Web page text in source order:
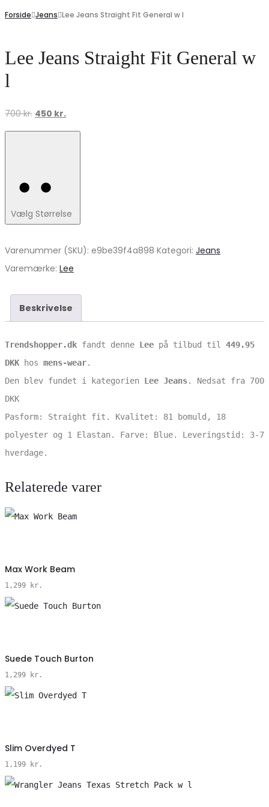
Forside Jeans Lee Jeans Straight Fit General w l
Lee Jeans Straight Fit General w
l
700kr. Den
oprindelige
700 kr..
450 kr.Den
aktuelle
Vælg Størrelse
Varenummer (SKU): e9be39f4a898 Kategori: Jeans
Varemærke: Lee
Beskrivelse
Trendshopper.dk fandt denne Lee på tilbud til 449.95
DKK hos mens-wear.
Den blev fundet i kategorien Lee Jeans. Nedsat fra 700
DKK
Pasform: Straight fit. Kvalitet: 81 bomuld, 18
polyester og 1 Elastan. Farve: Blue. Leveringstid: 3-7
hverdage.
Relaterede varer
Størrelse
Max Work Beam
1,299 kr.
Størrelse
Suede Touch Burton
1,299 kr.
Størrelse
Slim Overdyed T
1,199 kr.